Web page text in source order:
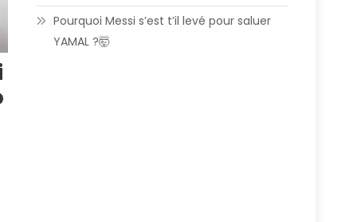
Pourquoi Messi s’est t’il levé pour saluer
YAMAL ?🤯